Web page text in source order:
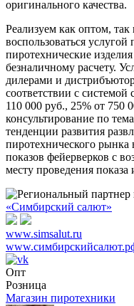
оригинального качества.
Реализуем как оптом,
воспользоваться
пиротехнические
безналичному расчету.
дилерами и
соответствии с системой
110 000 руб., 25% от 750
консультирование по
тенденции развития
пиротехнического рынка
показов фейерверков с
месту проведения показа
«Симбирский салют»
www.simsalut.ru
Опт
Розница
Магазин пиротехники